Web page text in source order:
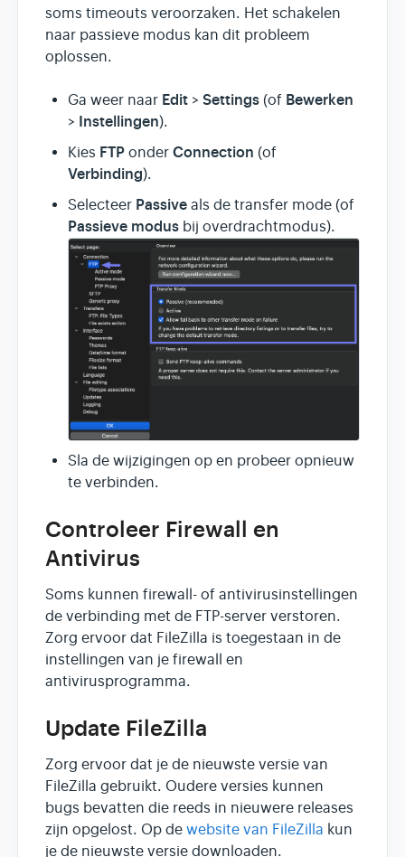
soms timeouts veroorzaken. Het schakelen
naar passieve modus kan dit probleem
oplossen.
Ga weer naar Edit > Settings (of Bewerken
> Instellingen).
Kies FTP onder Connection (of
Verbinding).
Selecteer Passive als de transfer mode (of
Passieve modus bij overdrachtmodus).
Sla de wijzigingen op en probeer opnieuw
te verbinden.
Controleer Firewall en
Antivirus
Soms kunnen firewall- of antivirusinstellingen
de verbinding met de FTP-server verstoren.
Zorg ervoor dat FileZilla is toegestaan in de
instellingen van je firewall en
antivirusprogramma.
Update FileZilla
Zorg ervoor dat je de nieuwste versie van
FileZilla gebruikt. Oudere versies kunnen
bugs bevatten die reeds in nieuwere releases
zijn opgelost. Op de website van FileZilla kun
je de nieuwste versie downloaden.